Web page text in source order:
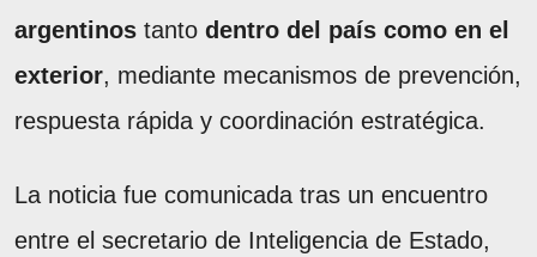
argentinos tanto dentro del país como en el
exterior, mediante mecanismos de prevención,
respuesta rápida y coordinación estratégica.
La noticia fue comunicada tras un encuentro
entre el secretario de Inteligencia de Estado,